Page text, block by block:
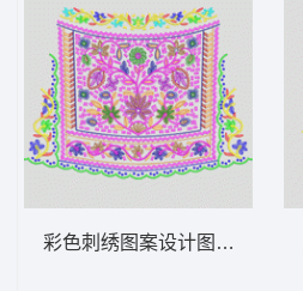
彩色刺绣图案设计图 靓花